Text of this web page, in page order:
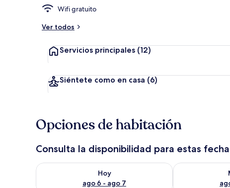
Wifi gratuito
Ver todos
Servicios principales (12)
Siéntete como en casa (6)
Opciones de habitación
Consulta la disponibilidad para estas
Hoy
ago 6 - ago 7
Consulta la disponibilidad para hoy ago 6 - ago 7
Consulta la